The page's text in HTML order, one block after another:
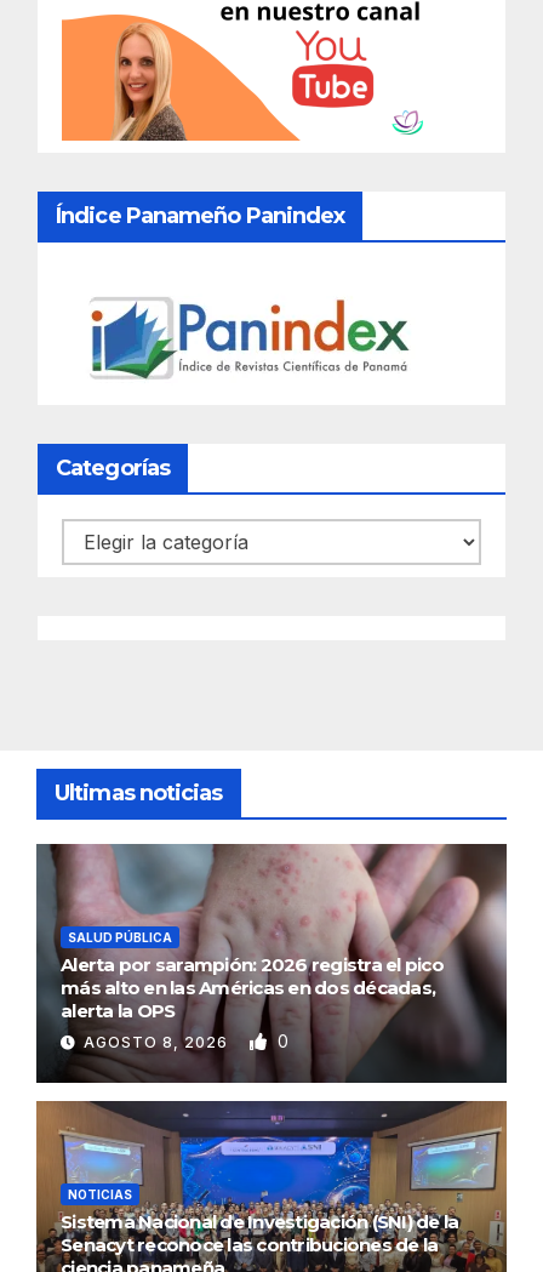
Índice Panameño Panindex
Categorías
Categorías
Ultimas noticias
SALUD PÚBLICA
Alerta por sarampión: 2026 registra el pico
más alto en las Américas en dos décadas,
alerta la OPS
AGOSTO 8, 2026 0
NOTICIAS
Sistema Nacional de Investigación (SNI) de la
Senacyt reconoce las contribuciones de la